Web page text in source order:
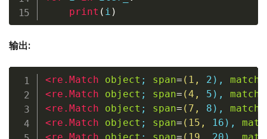
print ( i )
输出:
<re . Match object ; span= ( 1 , 2 ) , match
<re . Match object ; span= (4 , 5 ) , match
<re . Match object ; span= ( 7 , 8 ) , match
<re . Match object ; span= ( 15 , 16 ) ,